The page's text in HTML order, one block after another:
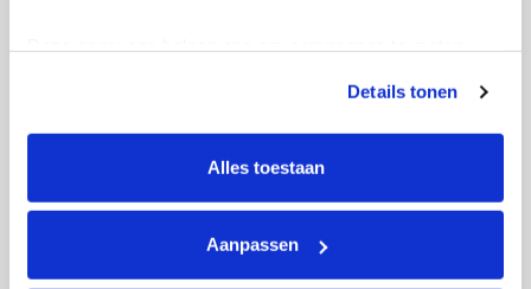
tonen. Je kunt je toestemming op elk moment wijzigen of
intrekken via Cookie instellingen onderaan de pagina. De
lijst met cookies is te vinden in het tabblad “details”.
Details tonen
Alles toestaan
Aanpassen